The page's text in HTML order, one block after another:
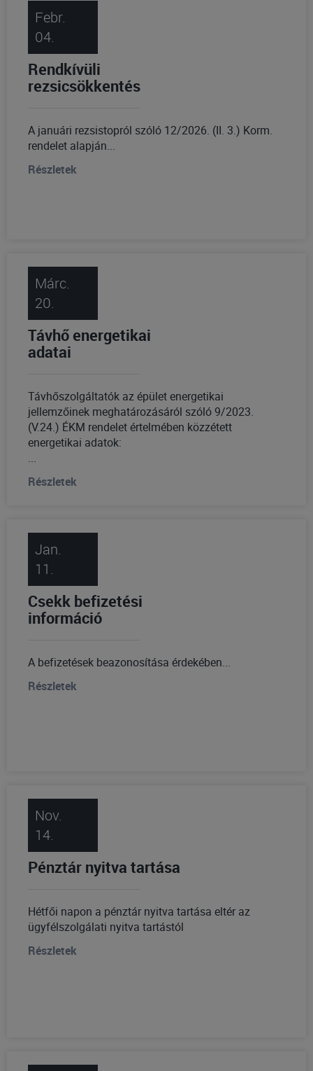
Febr.
04.
Rendkívüli
rezsicsökkentés
A januári rezsistopról szóló 12/2026. (II. 3.) Korm.
rendelet alapján...
Részletek
Márc.
20.
Távhő energetikai
adatai
Távhőszolgáltatók az épület energetikai
jellemzőinek meghatározásáról szóló 9/2023.
(V.24.) ÉKM rendelet értelmében közzétett
energetikai adatok:
...
Részletek
Jan.
11.
Csekk befizetési
információ
A befizetések beazonosítása érdekében...
Részletek
Nov.
14.
Pénztár nyitva tartása
Hétfői napon a pénztár nyitva tartása eltér az
ügyfélszolgálati nyitva tartástól
Részletek